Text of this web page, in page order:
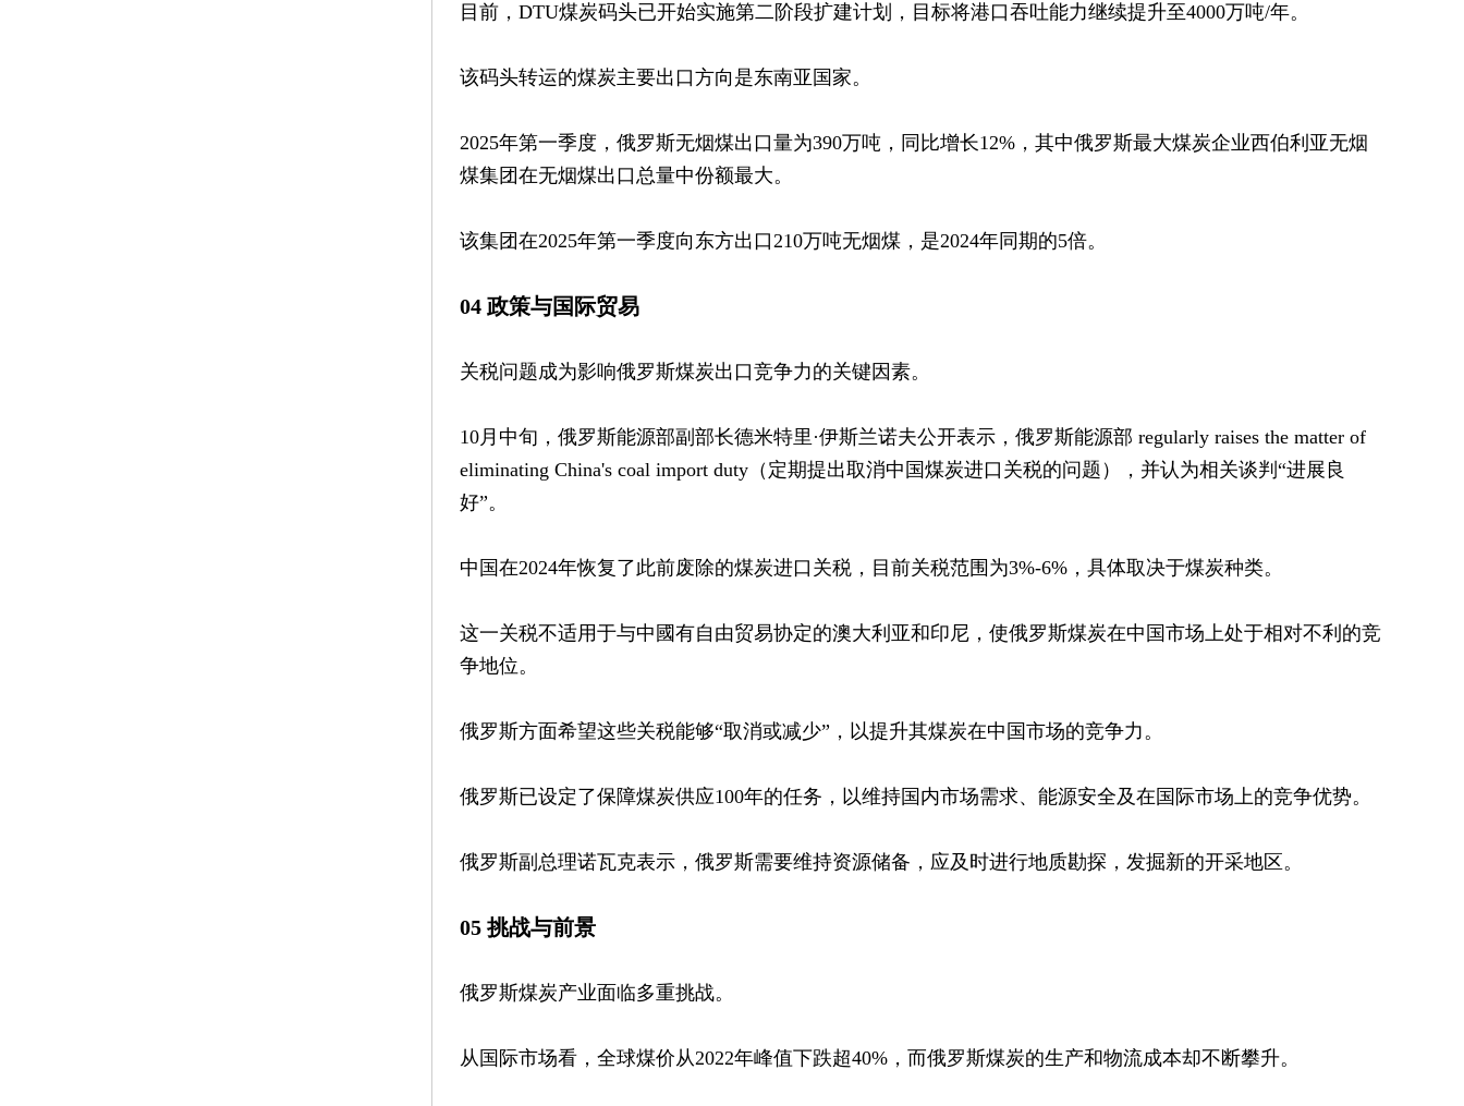
目前，DTU煤炭码头已开始实施第二阶段扩建计划，目标将港口吞吐能力继续提升至4000万吨/年。
该码头转运的煤炭主要出口方向是东南亚国家。
2025年第一季度，俄罗斯无烟煤出口量为390万吨，同比增长12%，其中俄罗斯最大煤炭企业西伯利亚无烟
煤集团在无烟煤出口总量中份额最大。
该集团在2025年第一季度向东方出口210万吨无烟煤，是2024年同期的5倍。
04 政策与国际贸易
关税问题成为影响俄罗斯煤炭出口竞争力的关键因素。
10月中旬，俄罗斯能源部副部长德米特里·伊斯兰诺夫公开表示，俄罗斯能源部 regularly raises the matter of
eliminating China's coal import duty（定期提出取消中国煤炭进口关税的问题），并认为相关谈判“进展良
好”。
中国在2024年恢复了此前废除的煤炭进口关税，目前关税范围为3%-6%，具体取决于煤炭种类。
这一关税不适用于与中國有自由贸易协定的澳大利亚和印尼，使俄罗斯煤炭在中国市场上处于相对不利的竞
争地位。
俄罗斯方面希望这些关税能够“取消或减少”，以提升其煤炭在中国市场的竞争力。
俄罗斯已设定了保障煤炭供应100年的任务，以维持国内市场需求、能源安全及在国际市场上的竞争优势。
俄罗斯副总理诺瓦克表示，俄罗斯需要维持资源储备，应及时进行地质勘探，发掘新的开采地区。
05 挑战与前景
俄罗斯煤炭产业面临多重挑战。
从国际市场看，全球煤价从2022年峰值下跌超40%，而俄罗斯煤炭的生产和物流成本却不断攀升。